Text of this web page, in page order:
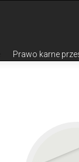
Prawo karne